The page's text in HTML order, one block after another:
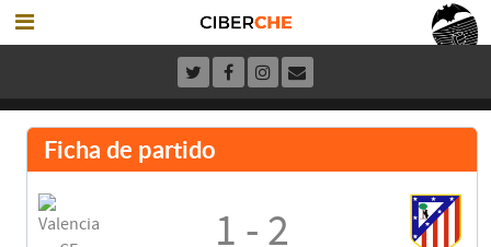
Ficha de partido
1 - 2